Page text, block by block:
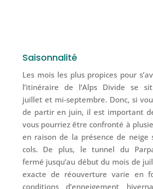
Saisonnalité
Les mois les plus propices pour
l’itinéraire de l’Alps Divide se
juillet et mi-septembre. Donc, si
de partir en juin, il est important
vous pourriez être confronté à
en raison de la présence de neige
cols. De plus, le tunnel du
fermé jusqu’au début du mois de
exacte de réouverture varie en
conditions d’enneigement